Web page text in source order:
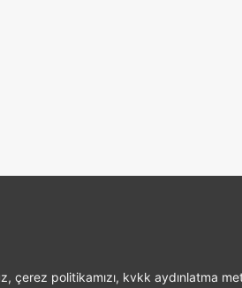
politikamızı, kvkk aydınlatma